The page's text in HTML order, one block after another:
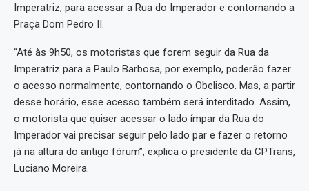
Imperatriz, para acessar a Rua do Imperador e contornando a
Praça Dom Pedro II.
“Até às 9h50, os motoristas que forem seguir da Rua da
Imperatriz para a Paulo Barbosa, por exemplo, poderão fazer
o acesso normalmente, contornando o Obelisco. Mas, a partir
desse horário, esse acesso também será interditado. Assim,
o motorista que quiser acessar o lado ímpar da Rua do
Imperador vai precisar seguir pelo lado par e fazer o retorno
já na altura do antigo fórum”, explica o presidente da CPTrans,
Luciano Moreira.